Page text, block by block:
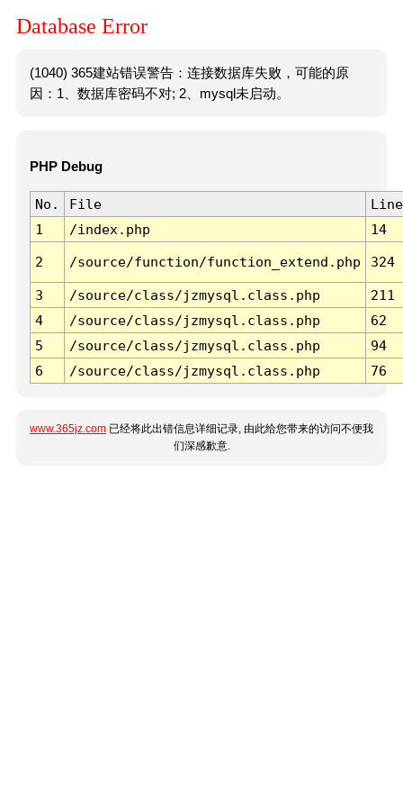
Database Error
(1040) 365建站错误警告：连接数据库失败，可能的原
因：1、数据库密码不对; 2、mysql未启动。
PHP Debug
No. File
Line
1
/index.php 14
2 /source/function/function_extend.php 324
3 /source/class/jzmysql.class.php
211
4
/source/class/jzmysql.class.php
62
5
/source/class/jzmysql.class.php
94
6
/source/class/jzmysql.class.php 76
www.365jz.com 已经将此出错信息详细记录, 由此给您带来的访问不便我
们深感歉意.